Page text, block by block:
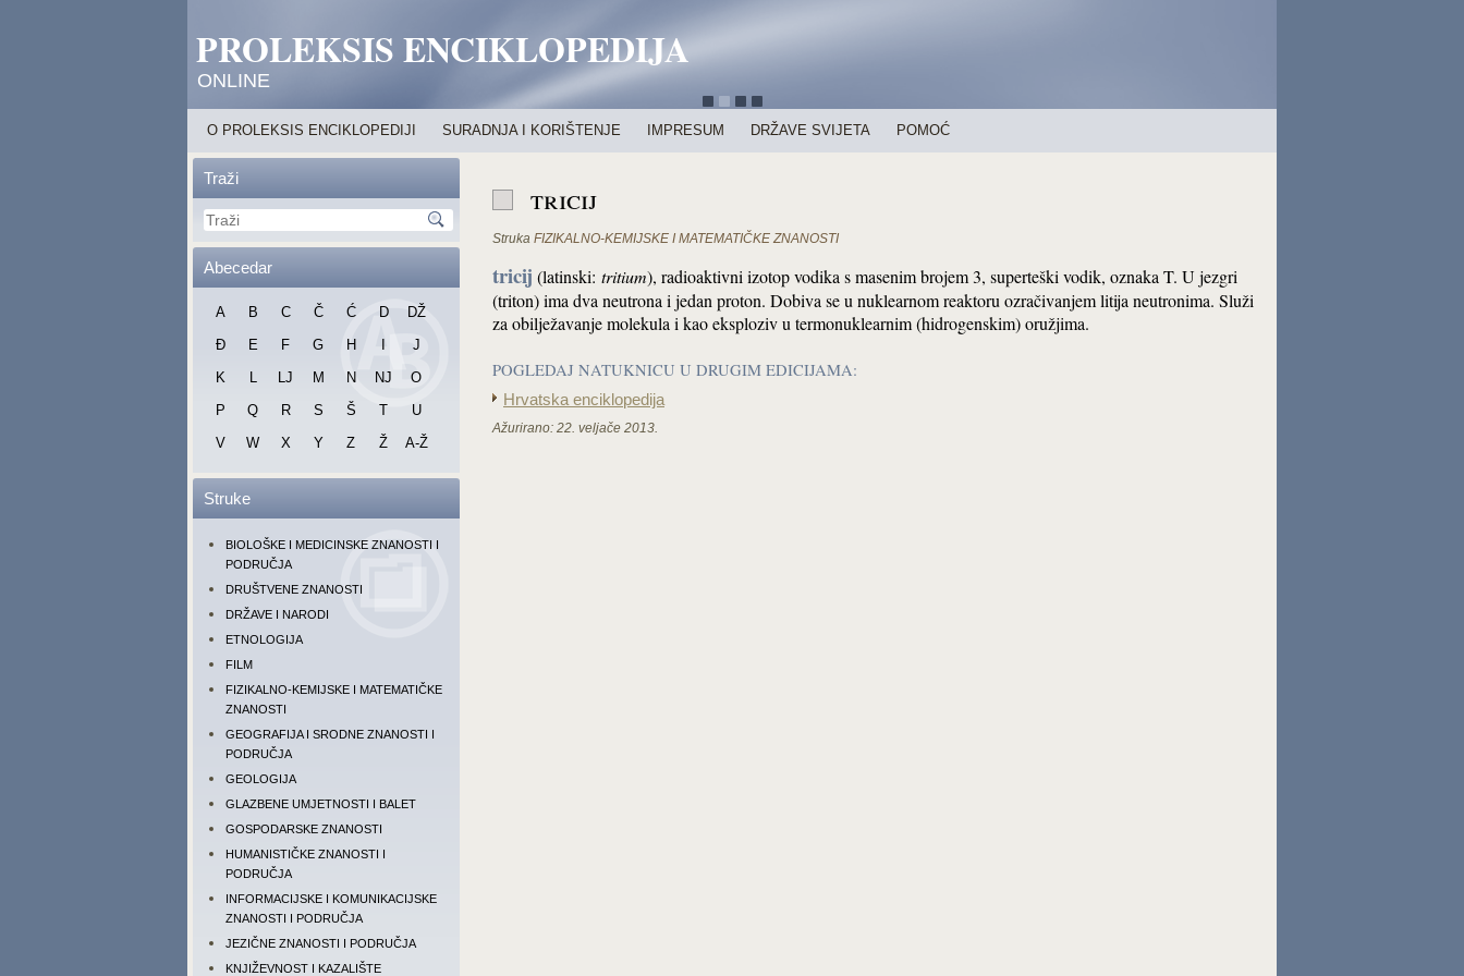
PROLEKSIS ENCIKLOPEDIJA
ONLINE
O PROLEKSIS ENCIKLOPEDIJI SURADNJA I KORIŠTENJE IMPRESUM DRŽAVE SVIJETA POMOĆ
Traži
Abecedar
A B C Č Ć D
DŽ
Đ
E F G H
J
K
L LJ M N NJ
O
P
Q R S Š T
U
V
W X Y Z Ž A-Ž
Struke
BIOLOŠKE I MEDICINSKE ZNANOSTI I
PODRUČJA
DRUŠTVENE ZNANOSTI
DRŽAVE I NARODI
ETNOLOGIJA
FILM
FIZIKALNO-KEMIJSKE I MATEMATIČKE
ZNANOSTI
GEOGRAFIJA I SRODNE ZNANOSTI I
PODRUČJA
GEOLOGIJA
GLAZBENE UMJETNOSTI I BALET
GOSPODARSKE ZNANOSTI
HUMANISTIČKE ZNANOSTI I
PODRUČJA
INFORMACIJSKE I KOMUNIKACIJSKE
ZNANOSTI I PODRUČJA
JEZIČNE ZNANOSTI I PODRUČJA
KNJIŽEVNOST I KAZALIŠTE
tricij
Struka FIZIKALNO-KEMIJSKE I MATEMATIČKE ZNANOSTI
tricij (latinski: tritium), radioaktivni izotop vodika s masenim brojem 3, superteški vodik, oznaka T. U jezgri
(triton) ima dva neutrona i jedan proton. Dobiva se u nuklearnom reaktoru ozračivanjem litija neutronima. Služi
za obilježavanje molekula i kao eksploziv u termonuklearnim (hidrogenskim) oružjima.
POGLEDAJ NATUKNICU U DRUGIM EDICIJAMA:
Hrvatska enciklopedija
Ažurirano: 22. veljače 2013.